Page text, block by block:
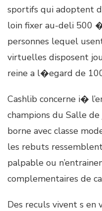
sportifs qui adoptent
loin fixer au-deli 500
personnes lequel
virtuelles disposent
reine a l�egard de
Cashlib concerne i�
champions du Salle
borne avec classe
les rebuts
palpable ou
complementaires de
Des reculs vivent s